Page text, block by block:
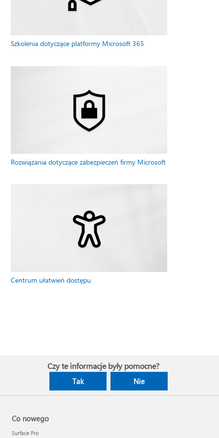
Szkolenia dotyczące platformy Microsoft 365
Rozwiązania dotyczące zabezpieczeń firmy Microsoft
Centrum ułatwień dostępu
Czy te informacje były pomocne?
Tak Nie
Co nowego
Surface Pro